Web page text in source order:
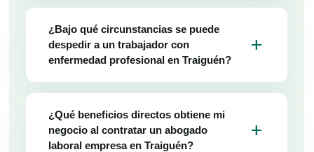
¿Bajo qué circunstancias se puede
despedir a un trabajador con
enfermedad profesional en Traiguén?
add
¿Qué beneficios directos obtiene mi
negocio al contratar un abogado
laboral empresa en Traiguén?
add